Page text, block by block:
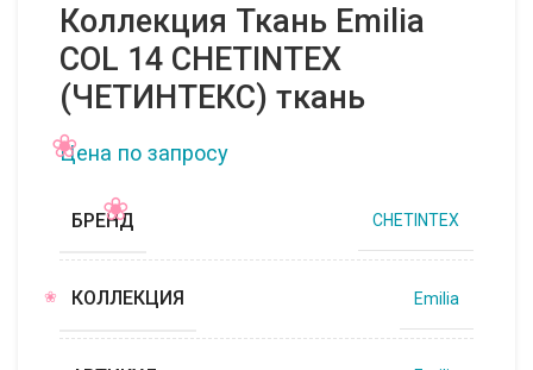
Коллекция Ткань Emilia
COL 14 CHETINTEX
(ЧЕТИНТЕКС) ткань
Цена по запросу
БРЕНД CHETINTEX
КОЛЛЕКЦИЯ Emilia